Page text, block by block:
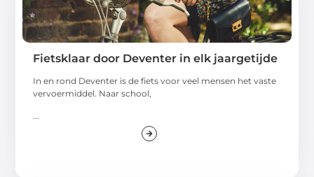
Fietsklaar door Deventer in elk jaargetijde
In en rond Deventer is de fiets voor veel mensen het vaste
vervoermiddel. Naar school,
...